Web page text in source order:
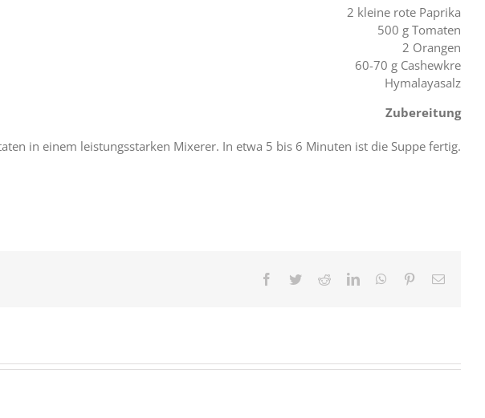
2 kleine rote Paprika
500 g Tomaten
2 Orangen
60-70 g Cashewkre
Hymalayasalz
Zubereitung
in einem leistungsstarken Mixerer. In etwa 5 bis 6 Minuten ist die Suppe fertig.
Facebook
TwitterRedditLinkedInWhatsApp
Pinterest
E-